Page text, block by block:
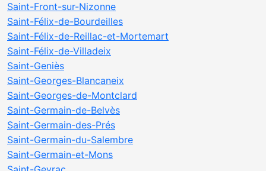
Saint-Front-sur-Nizonne
Saint-Félix-de-Bourdeilles
Saint-Félix-de-Reillac-et-Mortemart
Saint-Félix-de-Villadeix
Saint-Geniès
Saint-Georges-Blancaneix
Saint-Georges-de-Montclard
Saint-Germain-de-Belvès
Saint-Germain-des-Prés
Saint-Germain-du-Salembre
Saint-Germain-et-Mons